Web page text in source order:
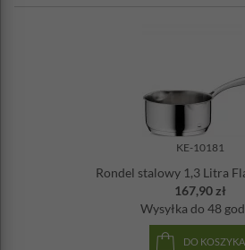
KE-10181
Rondel stalowy 1,3 Litra
167,90 zł
Wysyłka do 48
DO KOSZYKA